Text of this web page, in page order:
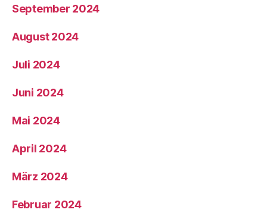
September 2024
August 2024
Juli 2024
Juni 2024
Mai 2024
April 2024
März 2024
Februar 2024